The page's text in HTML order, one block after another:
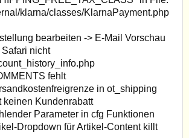
klarna/classes/KlarnaPayment.php
bearbeiten -> E-Mail Vorschau
nicht
fehlt
in ot_shipping
keinen Kundenrabatt
Parameter in cfg Funktionen
Dropdown für Artikel-Content killt